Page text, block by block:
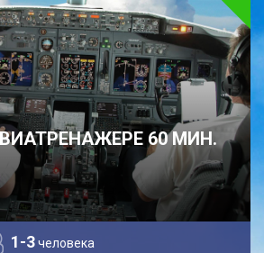
60 МИН.
1-3человека